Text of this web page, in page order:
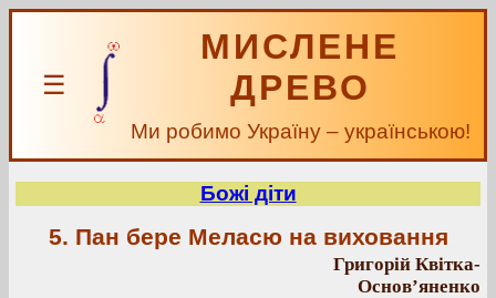
☰
МИСЛЕНЕ
ДРЕВО
Ми робимо Україну – українською!
Божі діти
5. Пан бере Меласю на виховання
Григорій Квітка-
Основ’яненко